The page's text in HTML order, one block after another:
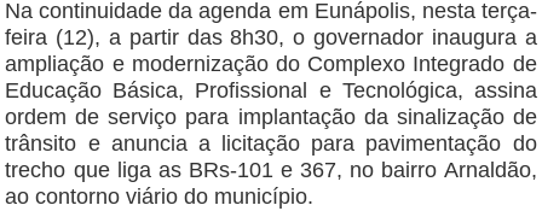
Na continuidade da agenda em Eunápolis, nesta terça-
feira (12), a partir das 8h30, o governador inaugura a
ampliação e modernização do Complexo Integrado de
Educação Básica, Profissional e Tecnológica, assina
ordem de serviço para implantação da sinalização de
trânsito e anuncia a licitação para pavimentação do
trecho que liga as BRs-101 e 367, no bairro Arnaldão,
ao contorno viário do município.